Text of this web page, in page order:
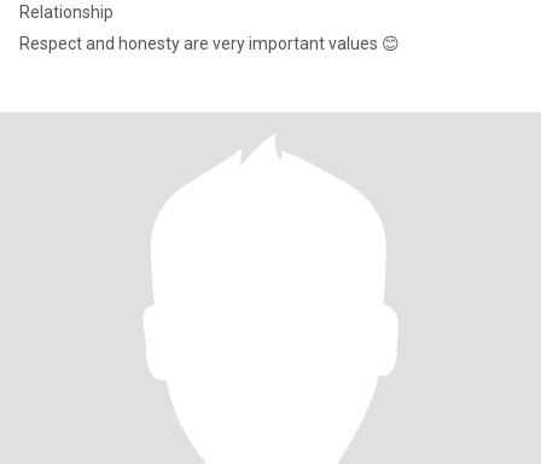
Relationship
Respect and honesty are very important values ​​😊